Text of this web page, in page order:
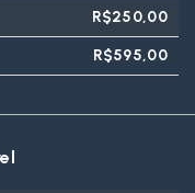
R$250,00
R$595,00